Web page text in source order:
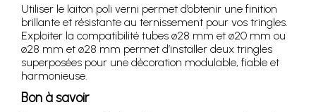
Utiliser le laiton poli verni permet d’obtenir une finition
brillante et résistante au ternissement pour vos tringles.
Exploiter la compatibilité tubes ø28 mm et ø20 mm ou
ø28 mm et ø28 mm permet d’installer deux tringles
superposées pour une décoration modulable, fiable et
harmonieuse.
Bon à savoir